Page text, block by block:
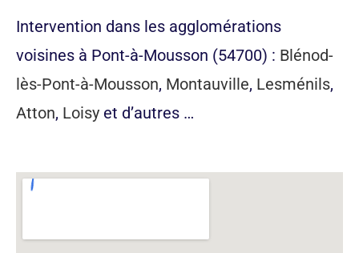
Intervention dans les agglomérations
voisines à Pont-à-Mousson (54700) : Blénod-
lès-Pont-à-Mousson, Montauville, Lesménils,
Atton, Loisy et d’autres …